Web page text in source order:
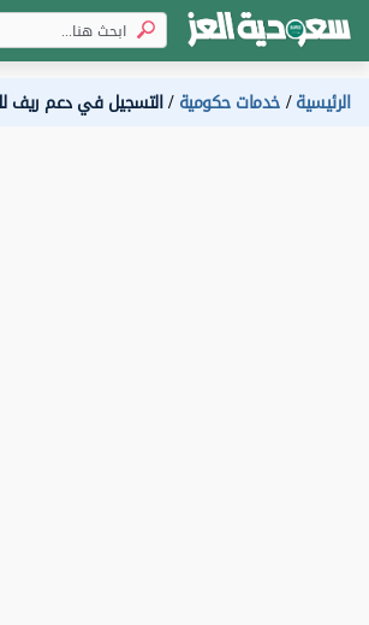
الرئيسية خدمات حكومية التسجيل في دعم ريف